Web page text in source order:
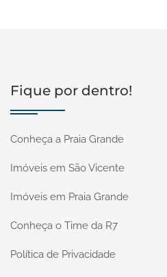
Fique por dentro!
Conheça a Praia Grande
Imóveis em São Vicente
Imóveis em Praia Grande
Conheça o Time da R7
Política de Privacidade